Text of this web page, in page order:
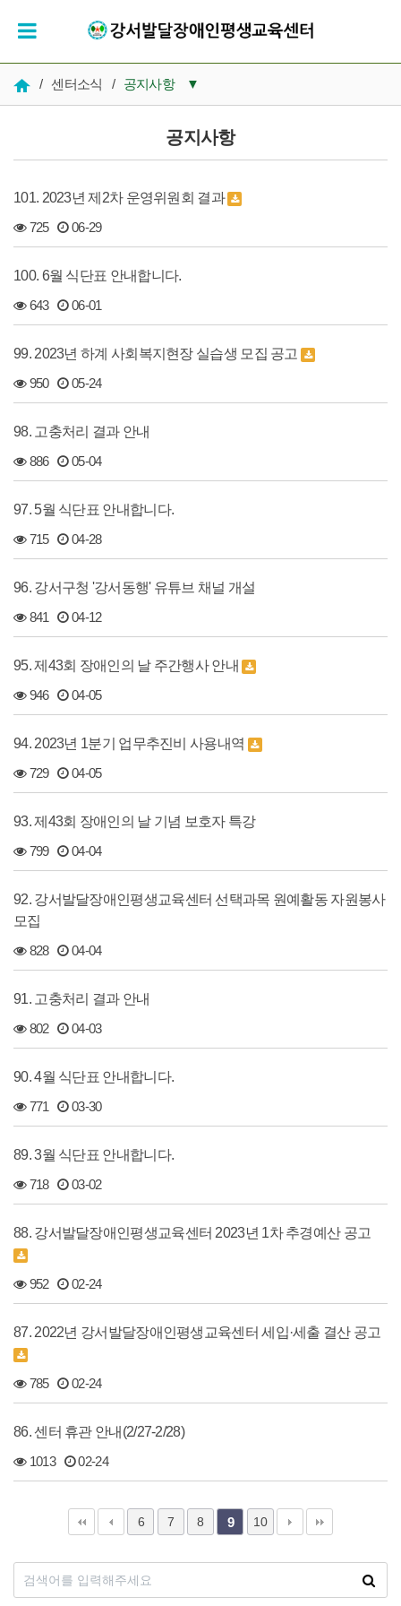
/ 센터소식 / 공지사항 ▼
우리들의 시간
인재채용
공지사항
101. 2023년 제2차 운영위원회 결과
725 06-29
100. 6월 식단표 안내합니다.
643 06-01
99. 2023년 하계 사회복지현장 실습생 모집 공고
950 05-24
98. 고충처리 결과 안내
886 05-04
97. 5월 식단표 안내합니다.
715 04-28
96. 강서구청 '강서동행' 유튜브 채널 개설
841 04-12
95. 제43회 장애인의 날 주간행사 안내
946 04-05
94. 2023년 1분기 업무추진비 사용내역
729 04-05
93. 제43회 장애인의 날 기념 보호자 특강
799 04-04
92. 강서발달장애인평생교육센터 선택과목 원예활동 자원봉사
모집
828 04-04
91. 고충처리 결과 안내
802 04-03
90. 4월 식단표 안내합니다.
771 03-30
89. 3월 식단표 안내합니다.
718 03-02
88. 강서발달장애인평생교육센터 2023년 1차 추경예산 공고
952 02-24
87. 2022년 강서발달장애인평생교육센터 세입·세출 결산 공고
785 02-24
86. 센터 휴관 안내(2/27-2/28)
1013 02-24
6 7 8 9 10